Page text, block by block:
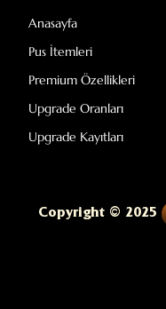
Anasayfa
Pus İtemleri
Premium Özellikleri
Upgrade Oranları
Upgrade Kayıtları
Copyright © 2025